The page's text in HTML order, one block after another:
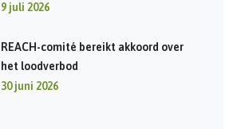
9 juli 2026
REACH-comité bereikt akkoord over
het loodverbod
30 juni 2026